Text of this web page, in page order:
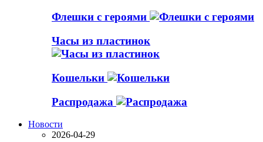
Флешки с героями
Часы из пластинок
Кошельки
Распродажа
Новости
2026-04-29